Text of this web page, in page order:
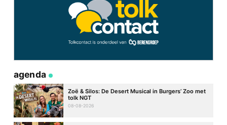
agenda
Zoë & Silos: De Desert Musical in Burgers’ Zoo met
tolk NGT
08-08-2026